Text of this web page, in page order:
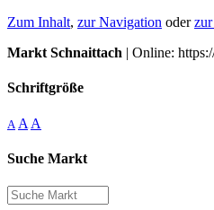
Zum Inhalt, zur Navigation oderzur
Markt Schnaittach | Online:
Schriftgröße
A A A
Suche Markt